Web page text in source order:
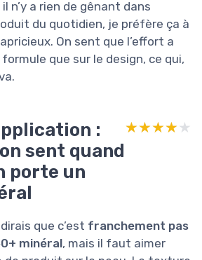
n’y a rien de gênant dans
du quotidien, je préfère ça à
On sent que l’effort a
que sur le design, ce qui,
:
sent quand
porte un
★★★★★
★★★★★
que c’est franchement pas
minéral, mais il faut aimer